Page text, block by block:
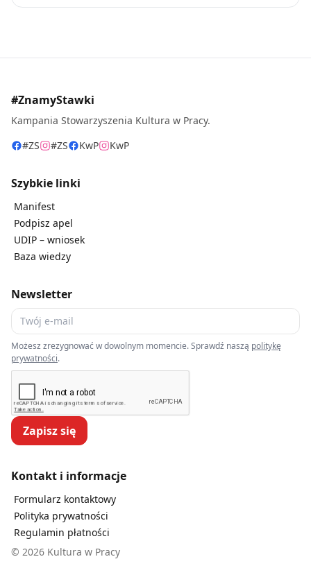
#ZnamyStawki
Kampania Stowarzyszenia Kultura w Pracy.
#ZS
#ZS KwP KwP
Szybkie linki
Manifest
Podpisz apel
UDIP – wniosek
Baza wiedzy
Newsletter
Możesz zrezygnować w dowolnym momencie. Sprawdź naszą politykę
prywatności.
Zapisz się
Kontakt i informacje
Formularz kontaktowy
Polityka prywatności
Regulamin płatności
© 2026 Kultura w Pracy